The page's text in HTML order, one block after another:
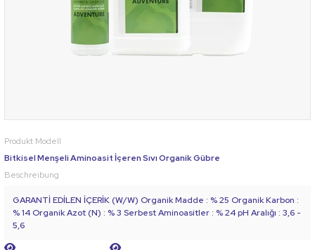
Produkt Modell
Bitkisel Menşeli Aminoasit İçeren Sıvı Organik Gübre
Beschreibung
GARANTİ EDİLEN İÇERİK (W/W) Organik Madde : % 25 Organik Karbon :
% 14 Organik Azot (N) : % 3 Serbest Aminoasitler : % 24 pH Aralığı : 3,6 -
5,6